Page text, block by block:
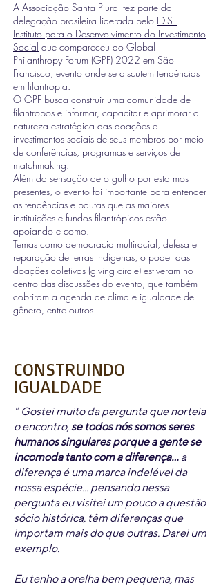
A Associação Santa Plural fez parte da
delegação brasileira liderada pelo IDIS -
Instituto para o Desenvolvimento do Investimento
Social que compareceu ao Global
Philanthropy Forum (GPF) 2022 em São
Francisco, evento onde se discutem tendências
em filantropia.
O GPF busca construir uma comunidade de
filantropos e informar, capacitar e aprimorar a
natureza estratégica das doações e
investimentos sociais de seus membros por meio
de conferências, programas e serviços de
matchmaking.
Além da sensação de orgulho por estarmos
presentes, o evento foi importante para entender
as tendências e pautas que as maiores
instituições e fundos filantrópicos estão
apoiando e como.
Temas como democracia multiracial, defesa e
reparação de terras indígenas, o poder das
doações coletivas (giving circle) estiveram no
centro das discussões do evento, que também
cobriram a agenda de clima e igualdade de
gênero, entre outros.
CONSTRUINDO
IGUALDADE
" Gostei muito da pergunta que norteia
o encontro,se todos nós somos seres
humanos singulares porque a gente se
incomoda tanto com a diferença… a
diferença é uma marca indelével da
nossa espécie... pensando nessa
pergunta eu visitei um pouco a questão
sócio histórica, têm diferenças que
importam mais do que outras. Darei um
exemplo.
Eu tenho a orelha bem pequena, mas